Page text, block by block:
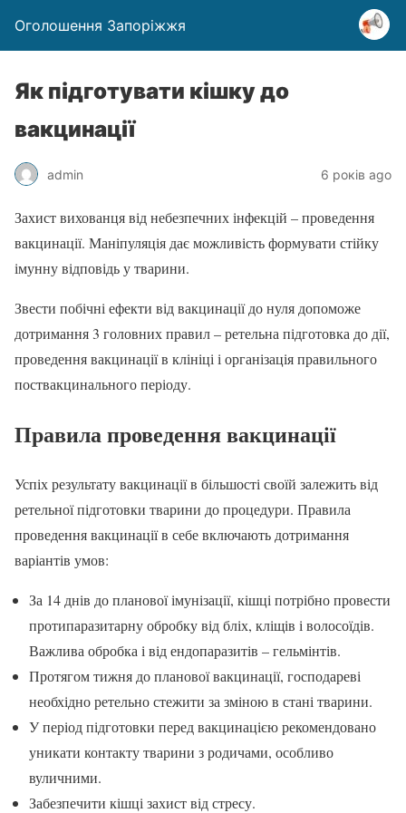
Оголошення Запоріжжя
Як підготувати кішку до
вакцинації
admin 6 років ago
Захист вихованця від небезпечних інфекцій – проведення
вакцинації. Маніпуляція дає можливість формувати стійку
імунну відповідь у тварини.
Звести побічні ефекти від вакцинації до нуля допоможе
дотримання 3 головних правил – ретельна підготовка до дії,
проведення вакцинації в клініці і організація правильного
поствакцинального періоду.
Правила проведення вакцинації
Успіх результату вакцинації в більшості своїй залежить від
ретельної підготовки тварини до процедури. Правила
проведення вакцинації в себе включають дотримання
варіантів умов:
За 14 днів до планової імунізації, кішці потрібно провести
протипаразитарну обробку від бліх, кліщів і волосоїдів.
Важлива обробка і від ендопаразитів – гельмінтів.
Протягом тижня до планової вакцинації, господареві
необхідно ретельно стежити за зміною в стані тварини.
У період підготовки перед вакцинацією рекомендовано
уникати контакту тварини з родичами, особливо
вуличними.
Забезпечити кішці захист від стресу.